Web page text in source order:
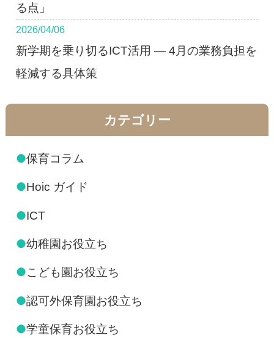
る点」
2026/04/06
新学期を乗り切るICT活用 ― 4月の業務負担を
軽減する具体策
カテゴリー
●保育コラム
●Hoic ガイド
●ICT
●幼稚園お役立ち
●こども園お役立ち
●認可外保育園お役立ち
●学童保育お役立ち